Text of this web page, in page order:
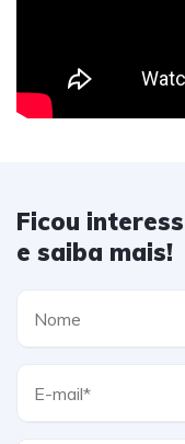
Ficou
e saiba mais!